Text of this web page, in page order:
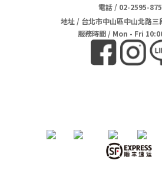
電話/ 02-2595-
地址/ 台北市中山區中山北路三
服務時間 / Mon - Fri